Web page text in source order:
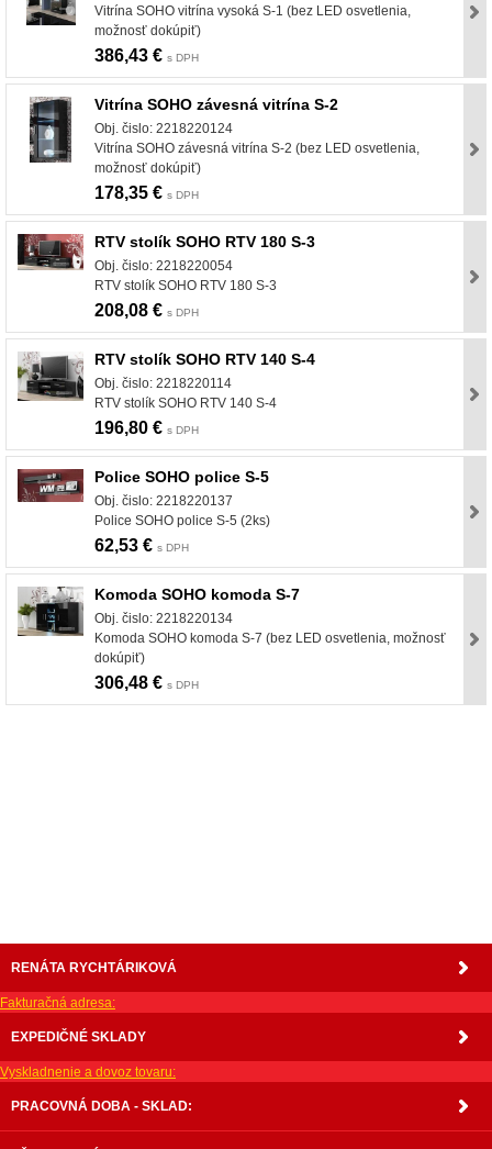
Vitrína SOHO vitrína vysoká S-1 (bez LED osvetlenia,
možnosť dokúpiť)
386,43 € s DPH
Vitrína SOHO závesná vitrína S-2
Obj. čislo: 2218220124
Vitrína SOHO závesná vitrína S-2 (bez LED osvetlenia,
možnosť dokúpiť)
178,35 € s DPH
RTV stolík SOHO RTV 180 S-3
Obj. čislo: 2218220054
RTV stolík SOHO RTV 180 S-3
208,08 € s DPH
RTV stolík SOHO RTV 140 S-4
Obj. čislo: 2218220114
RTV stolík SOHO RTV 140 S-4
196,80 € s DPH
Police SOHO police S-5
Obj. čislo: 2218220137
Police SOHO police S-5 (2ks)
62,53 € s DPH
Komoda SOHO komoda S-7
Obj. čislo: 2218220134
Komoda SOHO komoda S-7 (bez LED osvetlenia, možnosť
dokúpiť)
306,48 € s DPH
RENÁTA RYCHTÁRIKOVÁ
Fakturačná adresa:
EXPEDIČNÉ SKLADY
Vyskladnenie a dovoz tovaru:
PRACOVNÁ DOBA - SKLAD: